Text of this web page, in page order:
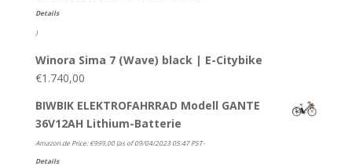
Details
)
Winora Sima 7 (Wave) black | E-Citybike
€1.740,00
BIWBIK ELEKTROFAHRRAD Modell GANTE
36V12AH Lithium-Batterie
Amazon.de Price:€999,00(as of 09/04/2023 05:47 PST-
Details